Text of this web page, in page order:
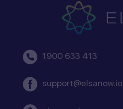
1900 633 413
support@elsanow.io